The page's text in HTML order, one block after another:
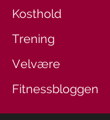
Kosthold
Trening
Velvære
Fitnessbloggen